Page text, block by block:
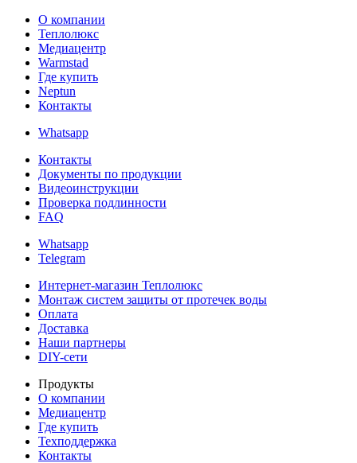
О компании
Теплолюкс
Медиацентр
Warmstad
Где купить
Neptun
Контакты
Whatsapp
Контакты
Документы по продукции
Видеоинструкции
Проверка подлинности
FAQ
Whatsapp
Telegram
Интернет-магазин Теплолюкс
Монтаж систем защиты от протечек воды
Оплата
Доставка
Наши партнеры
DIY-сети
Продукты
О компании
Медиацентр
Где купить
Техподдержка
Контакты